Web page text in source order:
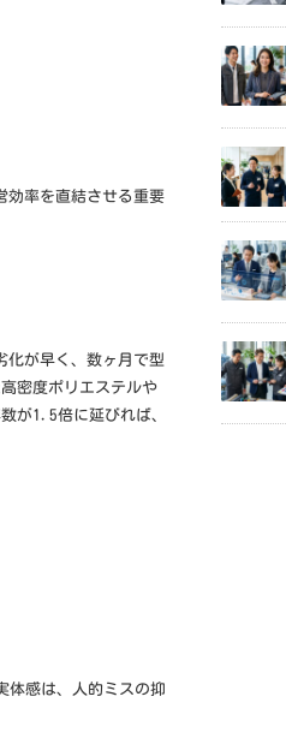
効率を直結させる重要
化が早く、数ヶ月で型
密度ポリエステルや
が1.5倍に延びれば、
体感は、人的ミスの抑